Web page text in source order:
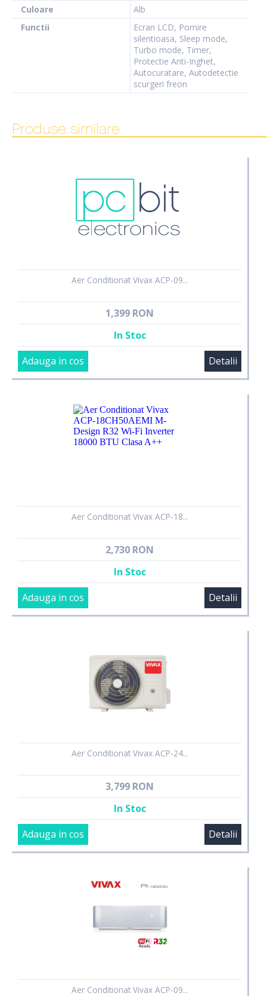
Culoare
Alb
Functii
Ecran LCD, Pornire
silentioasa, Sleep mode,
Turbo mode, Timer,
Protectie Anti-Inghet,
Autocuratare, Autodetectie
scurgeri freon
Produse similare
Aer Conditionat Vivax ACP-09...
1,399 RON
In Stoc
Adauga in cos
Detalii
Aer Conditionat Vivax ACP-18...
2,730 RON
In Stoc
Adauga in cos
Detalii
Aer Conditionat Vivax ACP-24...
3,799 RON
In Stoc
Adauga in cos
Detalii
Aer Conditionat Vivax ACP-09...